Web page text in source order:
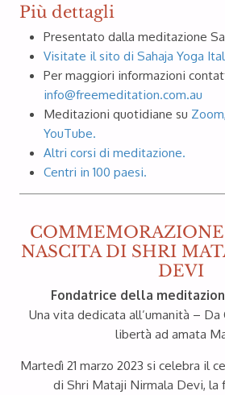
Download 10cm x
Photo 3
Download 15cm x
Più dettagli
Presentato dalla meditazione
Visitate il sito di Sahaja Yoga
Per maggiori informazioni
info@freemeditation.com.au
Meditazioni quotidiane su
YouTube.
Altri corsi di meditazione.
Centri in 100 paesi.
COMMEMORAZIONE
NASCITA DI SHRI
DEVI
Fondatrice della
Una vita dedicata all’umanità –
libertà ad amata
Martedì 21 marzo 2023 si celebra il
di Shri Mataji Nirmala Devi, la